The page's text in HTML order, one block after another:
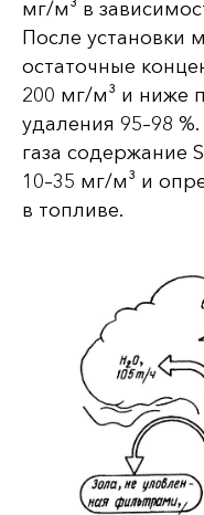
мг/м³ в
После установки
остаточные
200 мг/м³ и ниже
удаления 95–98
газа содержание
10–35 мг/м³ и
в топливе.